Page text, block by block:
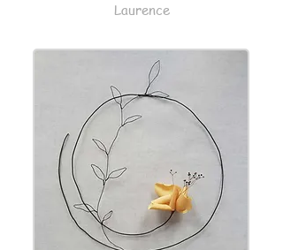
Laurence